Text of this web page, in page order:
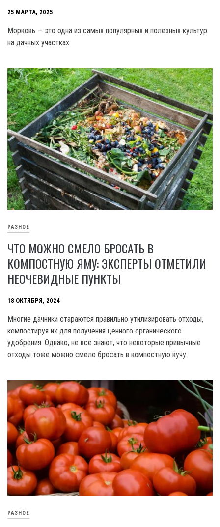
25 МАРТА, 2025
Морковь — это одна из самых популярных и полезных культур
на дачных участках.
РАЗНОЕ
ЧТО МОЖНО СМЕЛО БРОСАТЬ В
КОМПОСТНУЮ ЯМУ: ЭКСПЕРТЫ ОТМЕТИЛИ
НЕОЧЕВИДНЫЕ ПУНКТЫ
18 ОКТЯБРЯ, 2024
Многие дачники стараются правильно утилизировать отходы,
компостируя их для получения ценного органического
удобрения. Однако, не все знают, что некоторые привычные
отходы тоже можно смело бросать в компостную кучу.
РАЗНОЕ